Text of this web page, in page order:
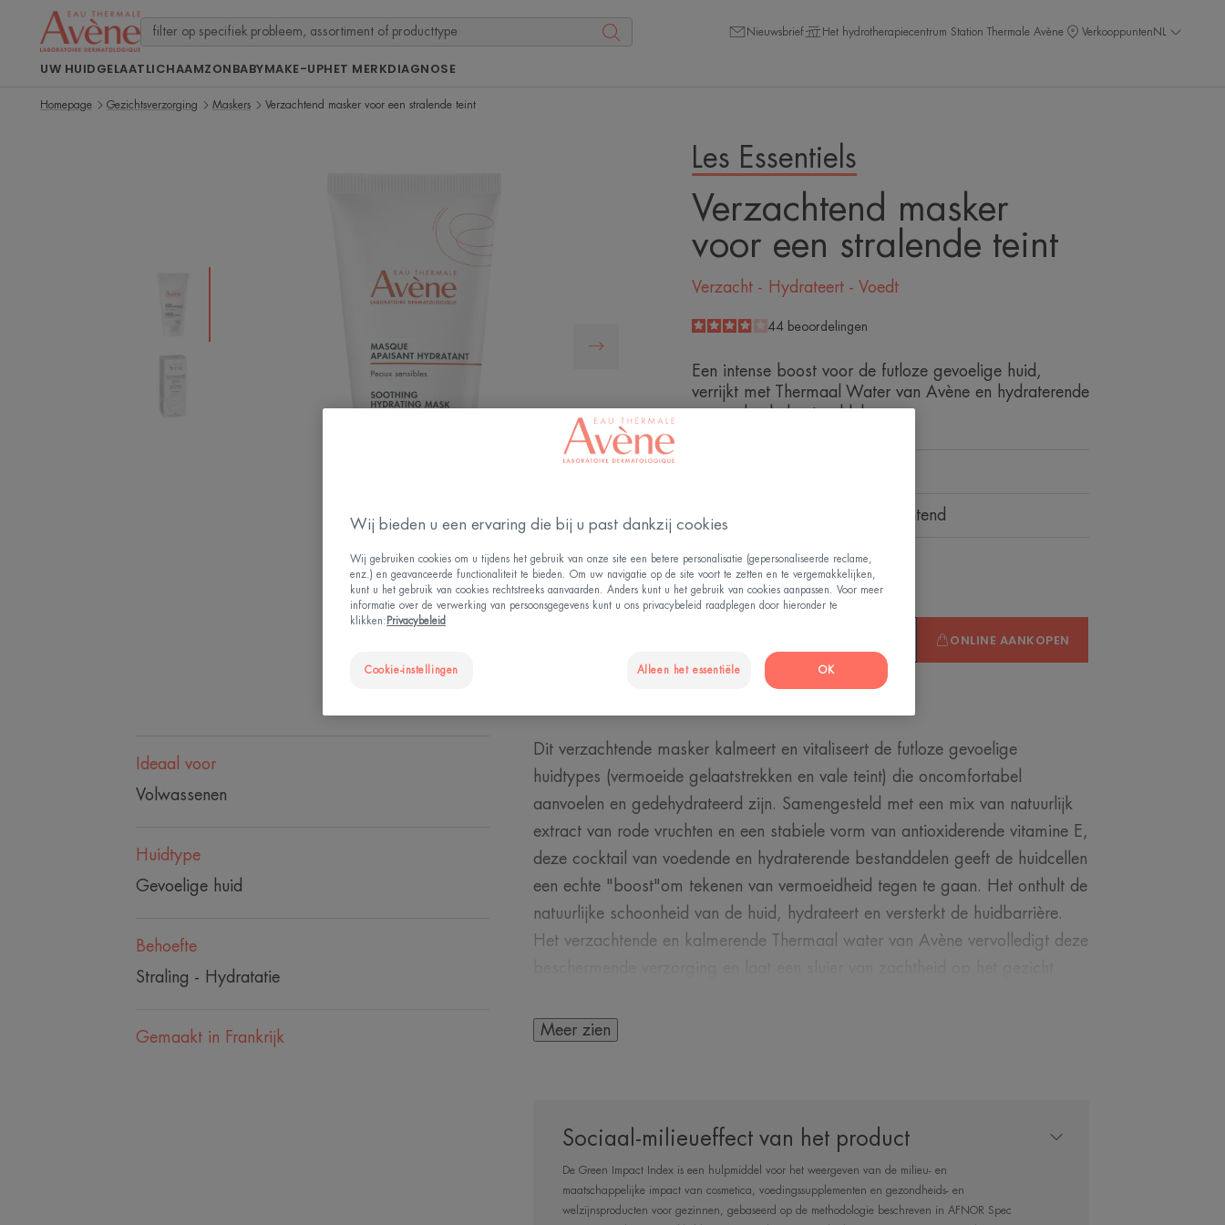
Nieuwsbrief Het hydrotherapiecentrum Station Thermale Avène Verkooppunten NL
UW HUIDGELAATLICHAAMZONBABYMAKE-UPHET MERKDIAGNOSE
Homepage Gezichtsverzorging Maskers Verzachtend masker voor een stralende teint
Les Essentiels
Verzachtend masker
voor een stralende teint
Verzacht - Hydrateert - Voedt
3.9
/5
44 beoordelingen
Een intense boost voor de futloze gevoelige huid,
verrijkt met Thermaal Water van Avène en hydraterende
en voedende bestanddelen.
Hydraterend, voedend, verzachtend
Tube Tube
50ml
ONLINE AANKOPEN
Ideaal voor
Volwassenen
Huidtype
Gevoelige huid
Behoefte
Straling - Hydratatie
Gemaakt in Frankrijk
Dit verzachtende masker kalmeert en vitaliseert de futloze gevoelige
huidtypes (vermoeide gelaatstrekken en vale teint) die oncomfortabel
aanvoelen en gedehydrateerd zijn. Samengesteld met een mix van natuurlijk
extract van rode vruchten en een stabiele vorm van antioxiderende vitamine E,
deze cocktail van voedende en hydraterende bestanddelen geeft de huidcellen
een echte "boost"om tekenen van vermoeidheid tegen te gaan. Het onthult de
natuurlijke schoonheid van de huid, hydrateert en versterkt de huidbarrière.
Het verzachtende en kalmerende Thermaal water van Avène vervolledigt deze
HET WOORD VAN DE DESKUNDIGE
Meer zien
Sociaal-milieueffect van het product
De Green Impact Index is een hulpmiddel voor het weergeven van de milieu- en
maatschappelijke impact van cosmetica, voedingssupplementen en gezondheids- en
welzijnsproducten voor gezinnen, gebaseerd op de methodologie beschreven in AFNOR Spec
Wij bieden u een ervaring die bij u past dankzij cookies
Wij gebruiken cookies om u tijdens het gebruik van onze site een betere personalisatie (gepersonaliseerde reclame,
enz.) en geavanceerde functionaliteit te bieden. Om uw navigatie op de site voort te zetten en te vergemakkelijken,
kunt u het gebruik van cookies rechtstreeks aanvaarden. Anders kunt u het gebruik van cookies aanpassen. Voor meer
informatie over de verwerking van persoonsgegevens kunt u ons privacybeleid raadplegen door hieronder te
klikken: Privacybeleid
Cookie-instellingen Alleen het essentiële OK